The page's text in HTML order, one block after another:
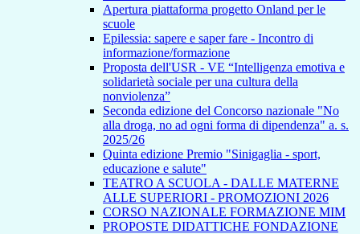
Apertura piattaforma progetto Onland per le
scuole
Epilessia: sapere e saper fare - Incontro di
informazione/formazione
Proposta dell'USR - VE “Intelligenza emotiva e
solidarietà sociale per una cultura della
nonviolenza”
Seconda edizione del Concorso nazionale "No
alla droga, no ad ogni forma di dipendenza" a. s.
2025/26
Quinta edizione Premio "Sinigaglia - sport,
educazione e salute"
TEATRO A SCUOLA - DALLE MATERNE
ALLE SUPERIORI - PROMOZIONI 2026
CORSO NAZIONALE FORMAZIONE MIM
PROPOSTE DIDATTICHE FONDAZIONE